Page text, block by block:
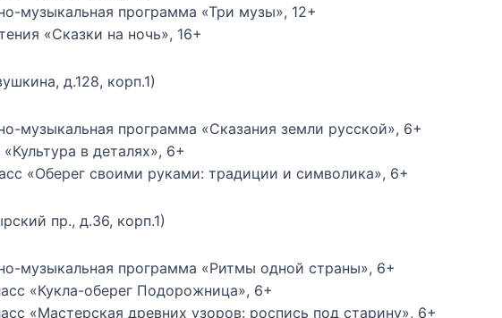
музыкальная программа «Три музы», 12+
«Сказки на ночь», 16+
д.128, корп.1)
музыкальная программа «Сказания земли русской», 6+
в деталях», 6+
«Оберег своими руками: традиции и символика», 6+
пр., д.36, корп.1)
музыкальная программа «Ритмы одной страны», 6+
«Кукла-оберег Подорожница», 6+
«Мастерская древних узоров: роспись под старину», 6+